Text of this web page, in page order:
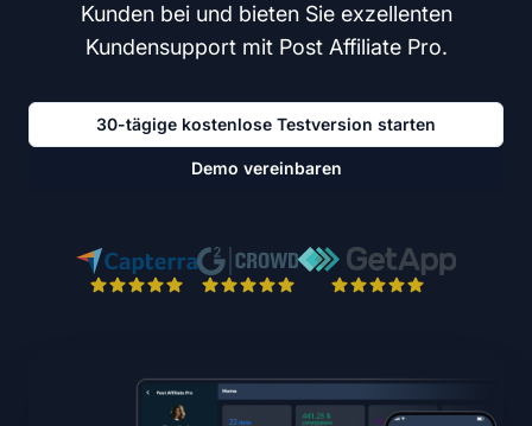
Kunden bei und bieten Sie exzellenten
Kundensupport mit Post Affiliate Pro.
30-tägige kostenlose Testversion starten
Demo vereinbaren